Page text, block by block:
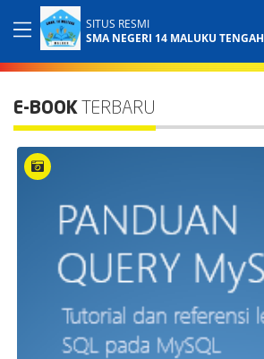
SITUS RESMI
SMA NEGERI 14 MALUKU TENGAH
E-BOOK TERBARU